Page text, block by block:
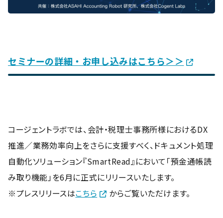
セミナーの詳細・お申し込みはこちら＞＞
コージェントラボでは、会計・税理士事務所様におけるDX
推進／業務効率向上をさらに支援すべく、ドキュメント処理
自動化ソリューション『SmartRead』において「預金通帳読
み取り機能」を6月に正式にリリースいたします。
※プレスリリースはこちら からご覧いただけます。